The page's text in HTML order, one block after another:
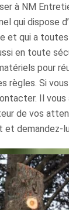
à NM
qui dispose
et qui a
en toute
pour
règles. Si
Il vous
de vos
demandez-